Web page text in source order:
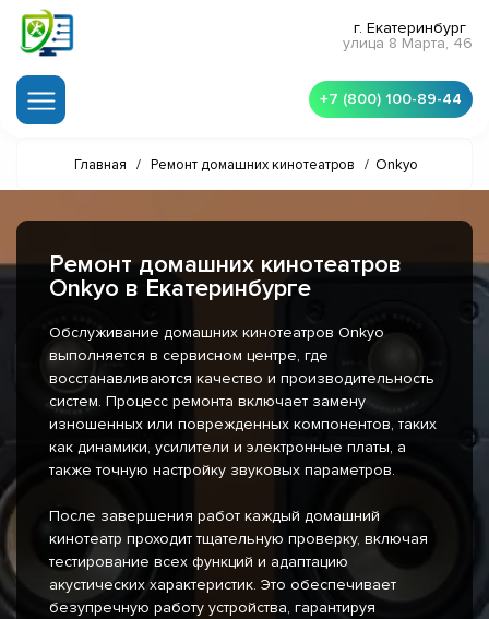
г. Екатеринбург
улица 8 Марта, 46
+7 (800) 100-89-44
Главная / Ремонт домашних кинотеатров / Onkyo
Ремонт домашних кинотеатров
Onkyo в Екатеринбурге
Обслуживание домашних кинотеатров Onkyo
выполняется в сервисном центре, где
восстанавливаются качество и производительность
систем. Процесс ремонта включает замену
изношенных или поврежденных компонентов, таких
как динамики, усилители и электронные платы, а
также точную настройку звуковых параметров.
После завершения работ каждый домашний
кинотеатр проходит тщательную проверку, включая
тестирование всех функций и адаптацию
акустических характеристик. Это обеспечивает
безупречную работу устройства, гарантируя